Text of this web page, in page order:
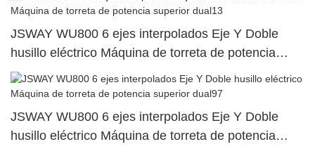
JSWAY WU800 6 ejes interpolados Eje Y Doble
husillo eléctrico Máquina de torreta de potencia
superior dual13
JSWAY WU800 6 ejes interpolados Eje Y Doble
husillo eléctrico Máquina de torreta de potencia